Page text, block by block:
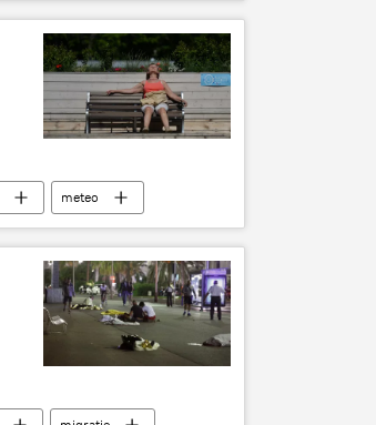
meteo